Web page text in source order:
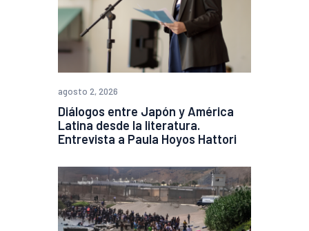
agosto 2, 2026
Diálogos entre Japón y América
Latina desde la literatura.
Entrevista a Paula Hoyos Hattori